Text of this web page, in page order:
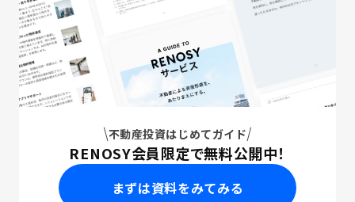
不動産投資はじめてガイド
RENOSY会員限定で無料公開中！
まずは資料をみてみる